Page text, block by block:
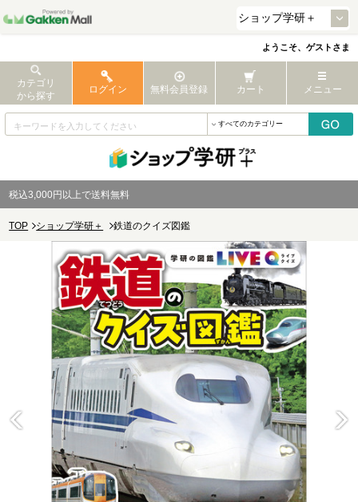
ようこそ、ゲストさま
カテゴリ
から探す
ログイン 無料会員登録 カート メニュー
税込3,000円以上で送料無料
TOP ショップ学研＋ 鉄道のクイズ図鑑